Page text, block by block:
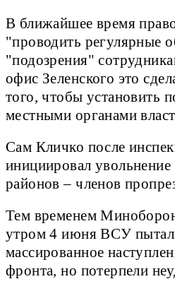
В ближайшее время
"проводить регулярные
"подозрения"
офис Зеленского это
того, чтобы установить
местными органами
Сам Кличко после
инициировал увольнение
районов – членов
Тем временем
утром 4 июня ВСУ
массированное
фронта, но потерпели